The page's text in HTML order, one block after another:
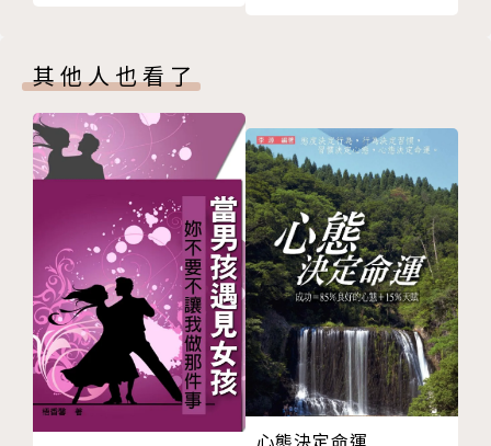
作者簡介
文字撰稿／Anderson
台灣大學社會學系畢業，台灣大學建築與城鄉研究所肄
業。2001年起從事文字工作，經歷包括「Tazze讀冊
生活」每月選書、《活字：記憶鉛與火的時代》、《鳥
目台灣》、《異質地方之營造》、《窺見魔鬼的容顏-
夏鑄九論文選》等。
攝影／曾奕睿、郭璞真
一對合作默契極佳的組合，以往的鏡頭多專注在餐桌
上，在《台北蝸居夢想家》中大膽捕捉台北的一景一
物、年輕人們的各種神態，極為動人。
彩妝師】
已脫貧──一路走來，對夢想仍不懈怠的雜耍技藝小世
界 ◎黃文維【1980年次‧行動雕像表演者】卓家宏
【1980年次‧扯鈴表演者】
終有一日要成為厲害的美術指導，毫不猶豫的電影夢
◎劉邑琳【1991年次‧電影美術助理】
全部都是撿來的：活在當下，只怕生活不好玩──音樂
是生命中必然的一部分 ◎侯曉君【1981年次‧蘇瓦
那 x CMO 樂團經紀】蘇瓦那【1983年次‧蘇瓦那 x C
MO 樂團成員
接到什麼樣的工作，就過什麼樣的人生：運用城市能
量，努力吸取藝術養分 ◎Joanna Wang【1981年
其他人也看了